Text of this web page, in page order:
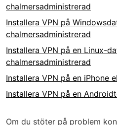
chalmersadministrerad
Installera VPN på
chalmersadministrerad
Installera VPN på en Linux-
chalmersadministrerad
Installera VPN på en iPhone
Installera VPN på en
Om du stöter på problem